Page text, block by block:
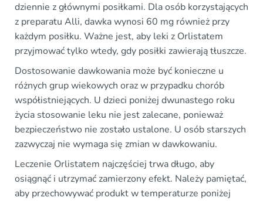
dziennie z głównymi posiłkami. Dla osób korzystających
z preparatu Alli, dawka wynosi 60 mg również przy
każdym posiłku. Ważne jest, aby leki z Orlistatem
przyjmować tylko wtedy, gdy posiłki zawierają tłuszcze.
Dostosowanie dawkowania może być konieczne u
różnych grup wiekowych oraz w przypadku chorób
współistniejących. U dzieci poniżej dwunastego roku
życia stosowanie leku nie jest zalecane, ponieważ
bezpieczeństwo nie zostało ustalone. U osób starszych
zazwyczaj nie wymaga się zmian w dawkowaniu.
Leczenie Orlistatem najczęściej trwa długo, aby
osiągnąć i utrzymać zamierzony efekt. Należy pamiętać,
aby przechowywać produkt w temperaturze poniżej